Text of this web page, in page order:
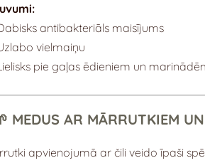
antibakteriāls maisījums
vielmaiņu
pie gaļas ēdieniem un
MEDUS AR MĀRRUTKIEM
apvienojumā ar čili veido īpaši